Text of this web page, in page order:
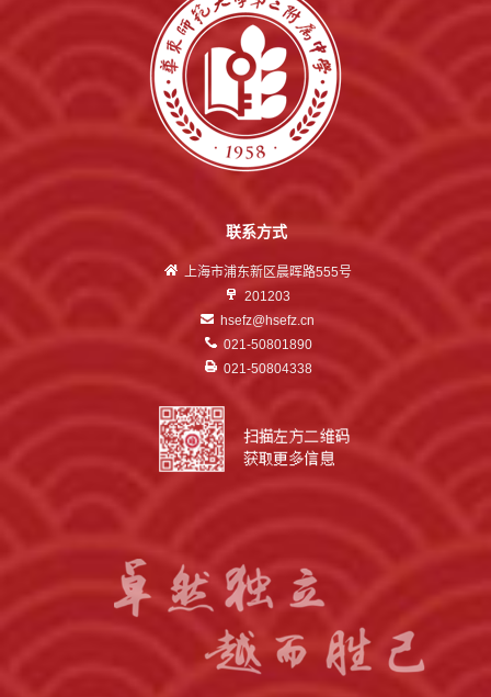
联系方式
上海市浦东新区晨晖路555号
201203
hsefz@hsefz.cn
021-50801890
021-50804338